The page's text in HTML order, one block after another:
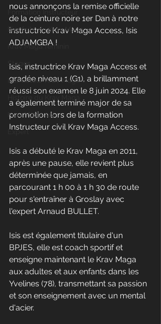
Formation Instructeur
Bienfaits du Krav Maga
Krav Maga féminin
Stages
Instructeur Krav Maga
Krav Maga sol
Expert
nous annonçons la remise officielle
de la ceinture noire 1er Dan à notre
instructrice Krav Maga Access, Isis
ADJAMGBA !
Isis, instructrice Krav Maga Access et
gradée niveau 1 (G1), a brillamment
réussi son examen le 8 juin 2024. Elle
a également terminé major de sa
promotion lors de la formation
Instructeur civil Krav Maga Access.
Isis a débuté le Krav Maga en 2011,
après une pause, elle revient plus
déterminée que jamais, en
parcourant 1 h 00 à 1 h 30 de route
pour s'entraîner à Groslay avec
l'expert Arnaud BULLET.
Isis est également titulaire d'un
BPJES, elle est coach sportif et
enseigne maintenant le Krav Maga
aux adultes et aux enfants dans les
Yvelines (78), transmettant sa passion
et son enseignement avec un mental
d'acier.